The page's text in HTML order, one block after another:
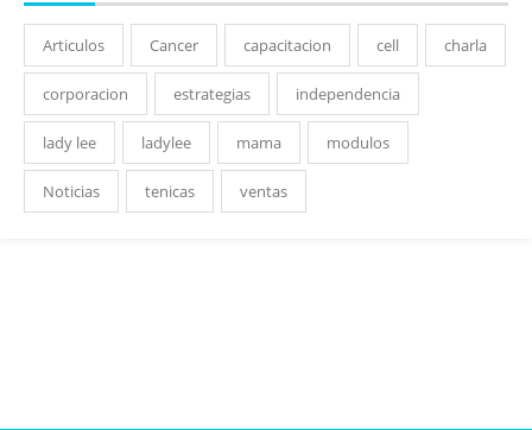
Articulos Cancer capacitacion cell charla
corporacion estrategias independencia
lady lee ladylee mama modulos
Noticias tenicas ventas